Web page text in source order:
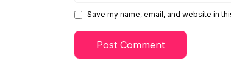
Save my name, email, and website in